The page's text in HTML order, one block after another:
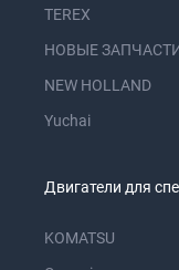
TEREX
НОВЫЕ
NEW HOLLAND
Yuchai
Двигатели для
KOMATSU